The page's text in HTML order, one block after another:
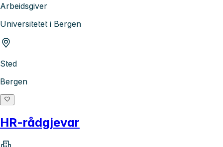
Arbeidsgiver
Universitetet i Bergen
Sted
Bergen
HR-rådgjevar